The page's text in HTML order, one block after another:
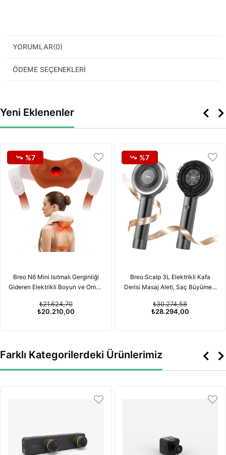
YORUMLAR(0)
ÖDEME SEÇENEKLERI
Yeni Eklenenler
Breo N6 Mini Isıtmalı Gerginliği
Gideren Elektrikli Boyun ve Omuz
₺20.210,00
₺21.624,70
%7
Breo Scalp 3L Elektrikli Kafa
Derisi Masaj Aleti, Saç Büyümesi
Özelliğiyle
₺28.294,00
₺30.274,58
%7
Farklı Kategorilerdeki Ürünlerimiz